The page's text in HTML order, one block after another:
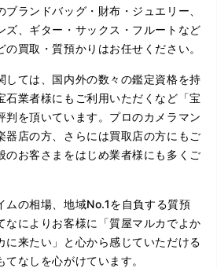
ランドバッグ・財布・ジュエリー、
ズ、ギター・サックス・フルートなど
買取・質預かりはお任せください。
しては、国内外の数々の鑑定資格を持
石業者様にもご利用いただくなど「宝
判を頂いています。プロのカメラマン
器店の方、さらには買取店の方にもご
のお客さまをはじめ業者様にも多くご
ムの相場、地域No.1を自負する質預
なによりお客様に「質屋マルカでよか
に来たい」と心から感じていただける
なしを心がけています。